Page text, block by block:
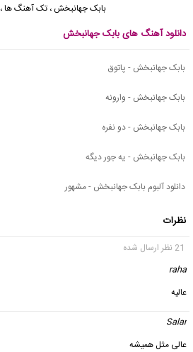
بابک جهانبخش ،تک آهنگ ها،
دانلود آهنگ های بابک جهانبخش
بابک جهانبخش - پاتوق
بابک جهانبخش - وارونه
بابک جهانبخش - دو نفره
بابک جهانبخش - یه جور دیگه
دانلود آلبوم بابک جهانبخش - مشهور
نظرات
21 نظر ارسال شده
raha
عالیه
Salar
عالی مثل همیشه